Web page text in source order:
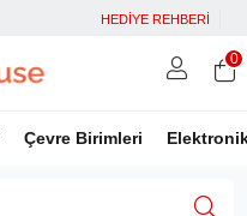
HEDİYE REHBERİ
Çevre Birimleri
0